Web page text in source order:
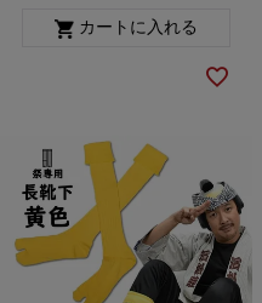
カートに入れる